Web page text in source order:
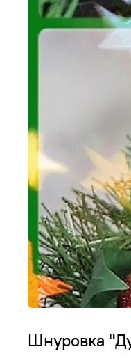
Шнуровка